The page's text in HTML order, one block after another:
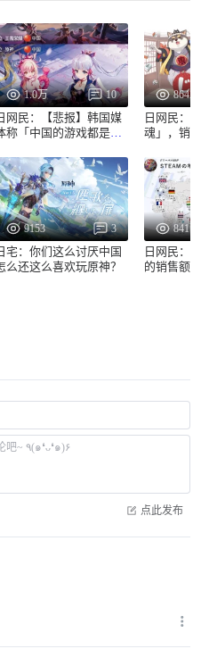
1.0万 10
网民：【悲报】韩国媒
称「中国的游戏都是山
9153 3
宅：你们这么讨厌中国
么还这么喜欢玩原神？
8642
日网民：中
魂」，销售额
8411
日网民：
的销售额，
点此发布